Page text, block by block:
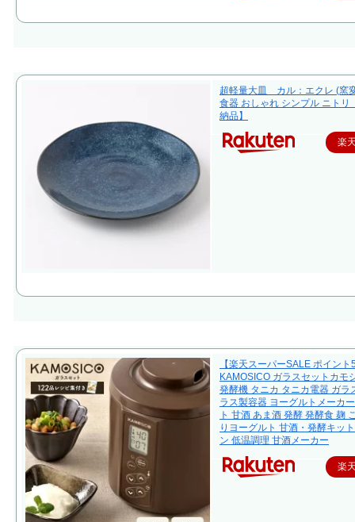
超軽量大皿 カル：エクレ (窯
食器 おしゃれ シンプル ニトリ
納品】
楽
【楽天スーパーSALE ポイント
KAMOSICO ガラスセットカモ
発酵機 タニカ タニカ電器 ガラ
ラス製容器 ヨーグルトメーカ
ト 甘酒 あま酒 発酵 発酵食 麹
りヨーグルト 甘酒・発酵キッ
ン 低温調理 甘酒メーカー
楽